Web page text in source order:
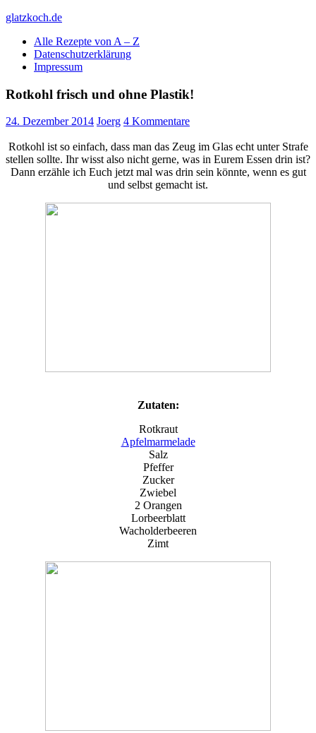
Skip
content
glatzkoch.de
Kochen für Doofe und Genießer
Alle Rezepte von A – Z
Datenschutzerklärung
Impressum
Rotkohl frisch und ohne Plastik!
24. Dezember 2014 Joerg 4 Kommentare
Rotkohl ist so einfach, dass man das Zeug im Glas echt unter Strafe
stellen sollte. Ihr wisst also nicht gerne, was in Eurem Essen drin ist?
Dann erzähle ich Euch jetzt mal was drin sein könnte, wenn es gut
und selbst gemacht ist.
Zutaten:
Rotkraut
Apfelmarmelade
Salz
Pfeffer
Zucker
Zwiebel
2 Orangen
Lorbeerblatt
Wacholderbeeren
Zimt